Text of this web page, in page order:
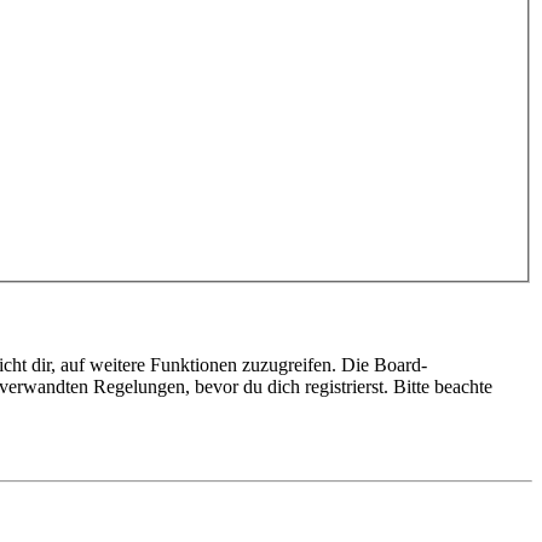
dir, auf weitere Funktionen zuzugreifen. Die Board-
Regelungen, bevor du dich registrierst. Bitte beachte